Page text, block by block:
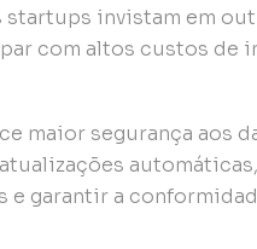
invistam em
com altos custos de
maior segurança aos
garantir a